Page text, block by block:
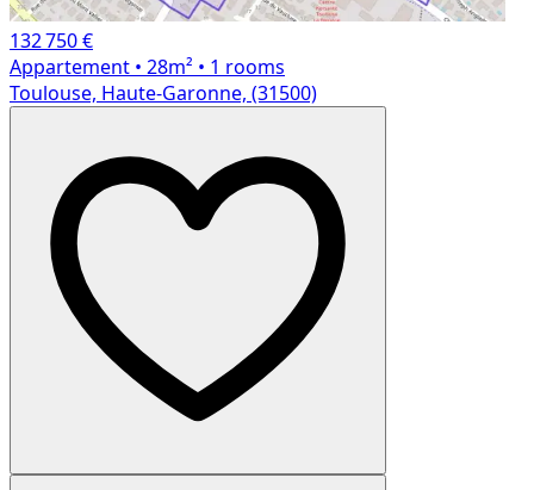
132 750 €
Appartement • 28m² • 1 rooms
Toulouse, Haute-Garonne, (31500)